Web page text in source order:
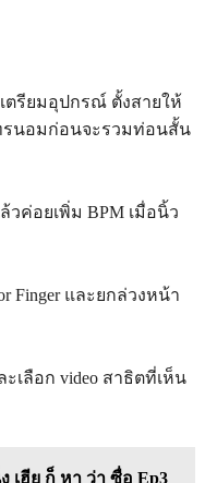
ตรียมอุปกรณ์ ตั้งสายให้
รนอมก่อนจะรวมท่อนสั้น
วค่อยเพิ่ม BPM เมื่อนิ้ว
Finger และยกล่วงหน้า
ะเลือก video สาธิตที่เห็น
เฮีย ก็ หา ว่า ซื่อ Ep3